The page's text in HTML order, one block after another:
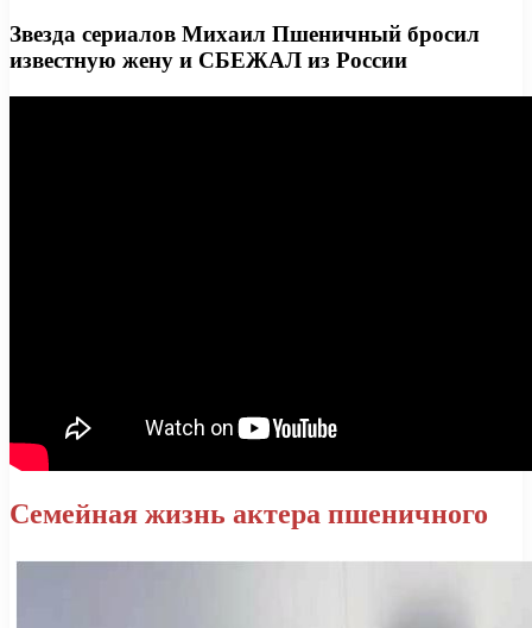
Звезда сериалов Михаил Пшеничный бросил
известную жену и СБЕЖАЛ из России
Семейная жизнь актера пшеничного